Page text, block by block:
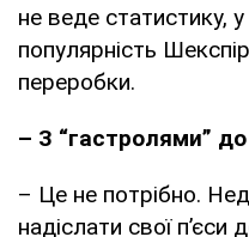
не веде статистику,
популярність
переробки.
– З “гастролями” до
– Це не потрібно.
надіслати свої